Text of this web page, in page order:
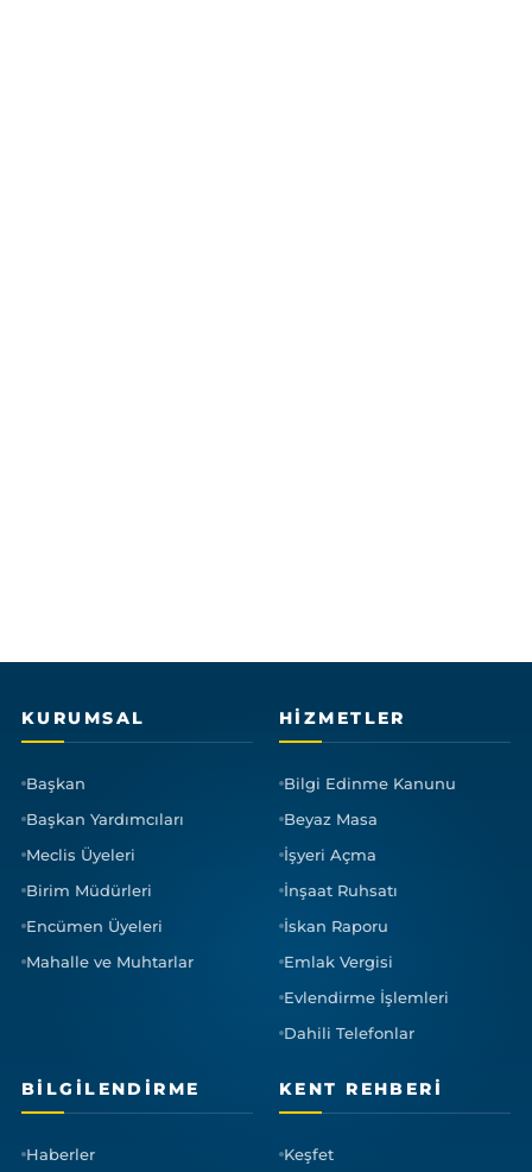
KURUMSAL
Başkan
Başkan Yardımcıları
Meclis Üyeleri
Birim Müdürleri
Encümen Üyeleri
Mahalle ve Muhtarlar
HIZMETLER
Bilgi Edinme Kanunu
Beyaz Masa
İşyeri Açma
İnşaat Ruhsatı
İskan Raporu
Emlak Vergisi
Evlendirme İşlemleri
Dahili Telefonlar
BILGILENDIRME
Haberler
KENT REHBERI
Keşfet